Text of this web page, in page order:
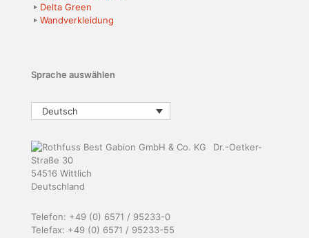
Delta Green
Wandverkleidung
Sprache auswählen
Deutsch
Dr.-Oetker-
Straße 30
54516 Wittlich
Deutschland
Telefon: +49 (0) 6571 / 95233-0
Telefax: +49 (0) 6571 / 95233-55